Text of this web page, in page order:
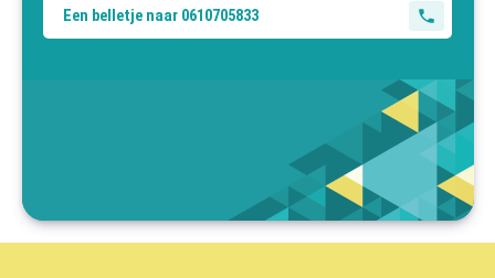
Een belletje naar 0610705833